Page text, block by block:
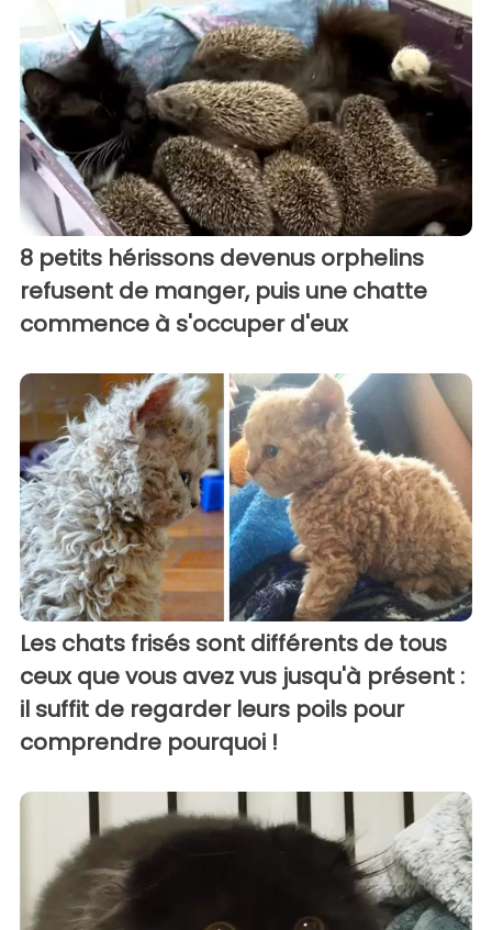
8 petits hérissons devenus orphelins
refusent de manger, puis une chatte
commence à s'occuper d'eux
Les chats frisés sont différents de tous
ceux que vous avez vus jusqu'à présent :
il suffit de regarder leurs poils pour
comprendre pourquoi !